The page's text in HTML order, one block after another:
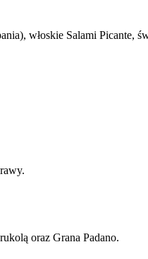
włoskie Salami Picante,
oraz Grana Padano.